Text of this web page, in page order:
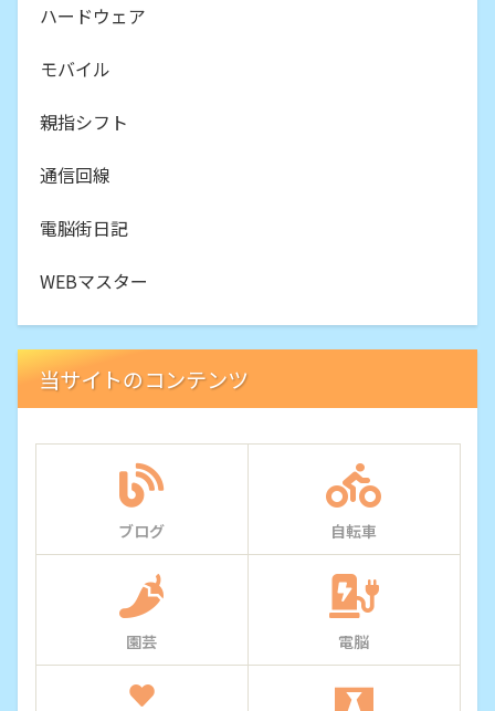
ハードウェア
モバイル
親指シフト
通信回線
電脳街日記
WEBマスター
当サイトのコンテンツ
ブログ 自転車
園芸 電脳